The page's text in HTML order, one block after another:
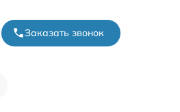
Заказать звонок